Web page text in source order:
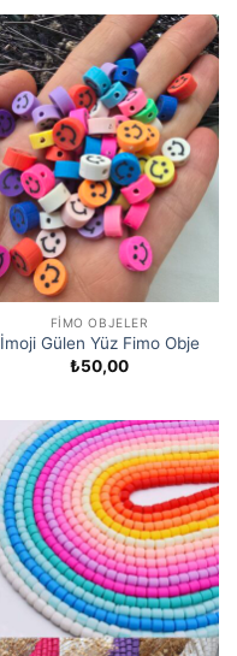
FIMO OBJELER
İmoji Gülen Yüz Fimo Obje
₺50,00